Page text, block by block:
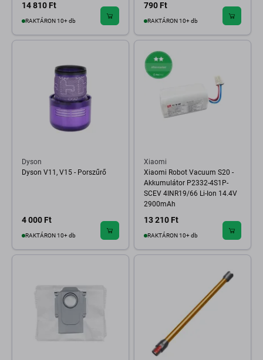
14 810 Ft
RAKTÁRON 10+ db
790 Ft
RAKTÁRON 10+ db
Dyson
Dyson V11, V15 - Porszűrő
4 000 Ft
RAKTÁRON 10+ db
Xiaomi
Xiaomi Robot Vacuum S20 -
Akkumulátor P2332-4S1P-
SCEV 4INR19/66 Li-Ion 14.4V
2900mAh
13 210 Ft
RAKTÁRON 10+ db